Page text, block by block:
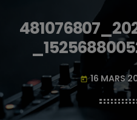
today 16 MARS